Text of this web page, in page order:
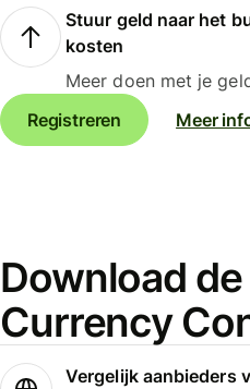
Stuur geld naar het
kosten
Meer doen met je
Registreren
Meer
Download
Currency
Vergelijk aanbieders